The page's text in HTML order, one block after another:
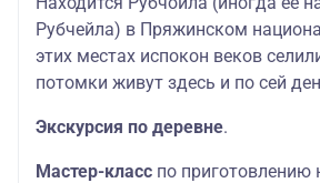
Рубчейла) в Пряжинском
этих местах испокон веков
потомки живут здесь и по сей
Экскурсия по деревне.
Мастер-класс по приготовлению